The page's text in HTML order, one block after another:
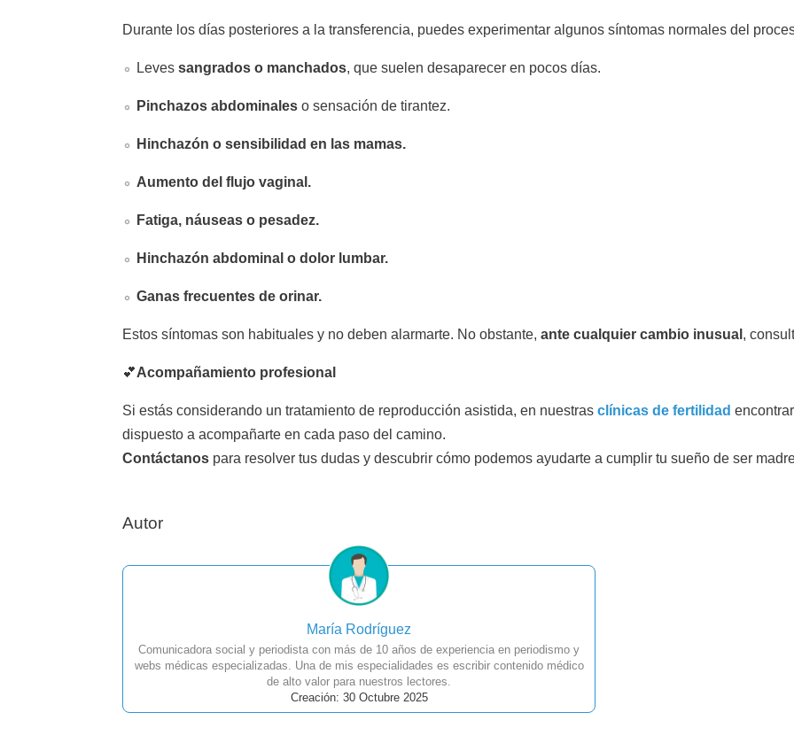
Durante los días posteriores a la transferencia, puedes experimentar algunos síntomas normales del
Leves sangrados o manchados, que suelen desaparecer en pocos días.
Pinchazos abdominales o sensación de tirantez.
Hinchazón o sensibilidad en las mamas.
Aumento del flujo vaginal.
Fatiga, náuseas o pesadez.
Hinchazón abdominal o dolor lumbar.
Ganas frecuentes de orinar.
Estos síntomas son habituales y no deben alarmarte. No obstante, ante cualquier cambio inusual ,
💕Acompañamiento profesional
Si estás considerando un tratamiento de reproducción asistida, en nuestras clínicas de fertilidad
dispuesto a acompañarte en cada paso del camino.
Contáctanos para resolver tus dudas y descubrir cómo podemos ayudarte a cumplir tu sueño de ser
Autor
María Rodríguez
Comunicadora social y periodista con más de 10 años de experiencia en periodismo y
webs médicas especializadas. Una de mis especialidades es escribir contenido médico
de alto valor para nuestros lectores.
Creación: 30 Octubre 2025